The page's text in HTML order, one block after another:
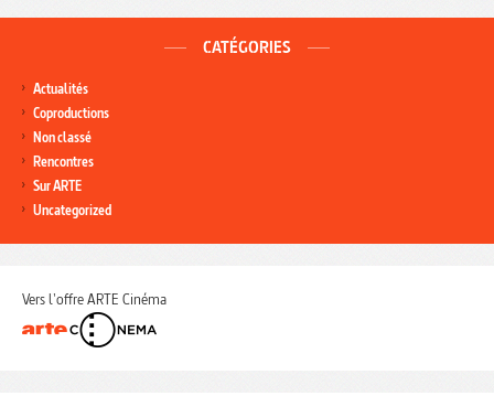
CATÉGORIES
Actualités
Coproductions
Non classé
Rencontres
Sur ARTE
Uncategorized
Vers l'offre ARTE Cinéma